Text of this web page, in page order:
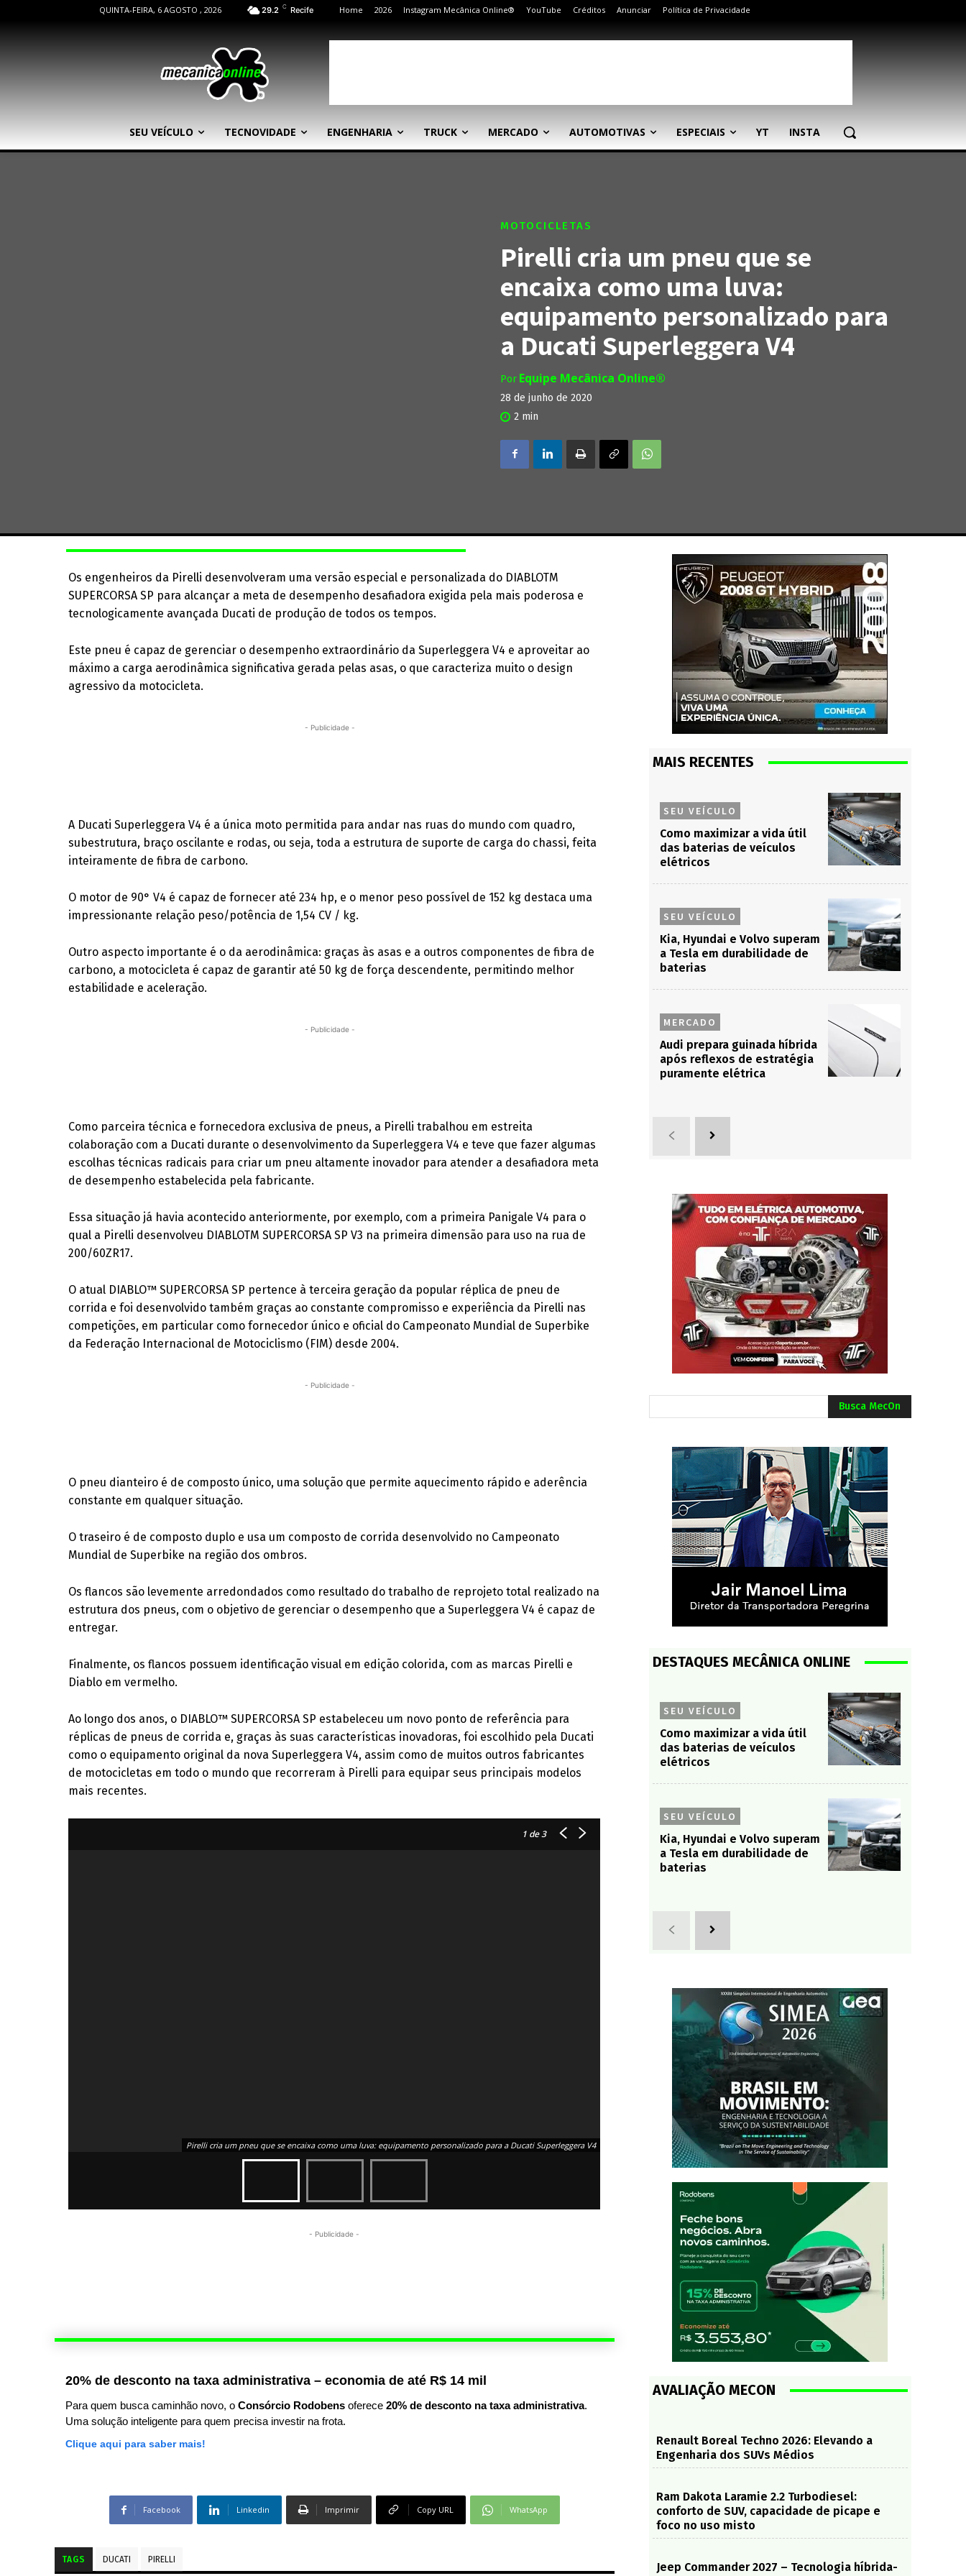
QUINTA-FEIRA, 6 AGOSTO , 2026 29.2 C Recife Home 2026 Instagram Mecânica Online® YouTube Créditos Anunciar Política de Privacidade
SEU VEÍCULO TECNOVIDADE ENGENHARIA TRUCK MERCADO AUTOMOTIVAS ESPECIAIS YT INSTA
MOTOCICLETAS
Pirelli cria um pneu que se
encaixa como uma luva:
equipamento personalizado para
a Ducati Superleggera V4
Por Equipe Mecânica Online®
28 de junho de 2020
2 min
Os engenheiros da Pirelli desenvolveram uma versão especial e personalizada do DIABLOTM
SUPERCORSA SP para alcançar a meta de desempenho desafiadora exigida pela mais poderosa e
tecnologicamente avançada Ducati de produção de todos os tempos.
Este pneu é capaz de gerenciar o desempenho extraordinário da Superleggera V4 e aproveitar ao
máximo a carga aerodinâmica significativa gerada pelas asas, o que caracteriza muito o design
agressivo da motocicleta.
- Publicidade -
A Ducati Superleggera V4 é a única moto permitida para andar nas ruas do mundo com quadro,
subestrutura, braço oscilante e rodas, ou seja, toda a estrutura de suporte de carga do chassi, feita
inteiramente de fibra de carbono.
O motor de 90° V4 é capaz de fornecer até 234 hp, e o menor peso possível de 152 kg destaca uma
impressionante relação peso/potência de 1,54 CV / kg.
Outro aspecto importante é o da aerodinâmica: graças às asas e a outros componentes de fibra de
carbono, a motocicleta é capaz de garantir até 50 kg de força descendente, permitindo melhor
estabilidade e aceleração.
- Publicidade -
Como parceira técnica e fornecedora exclusiva de pneus, a Pirelli trabalhou em estreita
colaboração com a Ducati durante o desenvolvimento da Superleggera V4 e teve que fazer algumas
escolhas técnicas radicais para criar um pneu altamente inovador para atender a desafiadora meta
de desempenho estabelecida pela fabricante.
Essa situação já havia acontecido anteriormente, por exemplo, com a primeira Panigale V4 para o
qual a Pirelli desenvolveu DIABLOTM SUPERCORSA SP V3 na primeira dimensão para uso na rua de
200/60ZR17.
O atual DIABLO™ SUPERCORSA SP pertence à terceira geração da popular réplica de pneu de
corrida e foi desenvolvido também graças ao constante compromisso e experiência da Pirelli nas
competições, em particular como fornecedor único e oficial do Campeonato Mundial de Superbike
da Federação Internacional de Motociclismo (FIM) desde 2004.
- Publicidade -
O pneu dianteiro é de composto único, uma solução que permite aquecimento rápido e aderência
constante em qualquer situação.
O traseiro é de composto duplo e usa um composto de corrida desenvolvido no Campeonato
Mundial de Superbike na região dos ombros.
Os flancos são levemente arredondados como resultado do trabalho de reprojeto total realizado na
estrutura dos pneus, com o objetivo de gerenciar o desempenho que a Superleggera V4 é capaz de
entregar.
Finalmente, os flancos possuem identificação visual em edição colorida, com as marcas Pirelli e
Diablo em vermelho.
Ao longo dos anos, o DIABLO™ SUPERCORSA SP estabeleceu um novo ponto de referência para
réplicas de pneus de corrida e, graças às suas características inovadoras, foi escolhido pela Ducati
como o equipamento original da nova Superleggera V4, assim como de muitos outros fabricantes
de motocicletas em todo o mundo que recorreram à Pirelli para equipar seus principais modelos
mais recentes.
1 de 3
Pirelli cria um pneu que se encaixa como uma luva: equipamento personalizado para a Ducati Superleggera V4 Pirelli cria um pneu que se encaixa como uma luva: equipamento
- Publicidade -
20% de desconto na taxa administrativa – economia de até R$ 14 mil
Para quem busca caminhão novo, o Consórcio Rodobens oferece 20% de desconto na taxa administrativa.
Uma solução inteligente para quem precisa investir na frota.
Clique aqui para saber mais!
Facebook Linkedin Imprimir Copy URL WhatsApp
TAGS DUCATI PIRELLI
MAIS RECENTES
SEU VEÍCULO
Como maximizar a vida útil
das baterias de veículos
elétricos
SEU VEÍCULO
Kia, Hyundai e Volvo superam
a Tesla em durabilidade de
baterias
MERCADO
Audi prepara guinada híbrida
após reflexos de estratégia
puramente elétrica
Busca MecOn
DESTAQUES MECÂNICA ONLINE
SEU VEÍCULO
Como maximizar a vida útil
das baterias de veículos
elétricos
SEU VEÍCULO
Kia, Hyundai e Volvo superam
a Tesla em durabilidade de
baterias
AVALIAÇÃO MECON
Renault Boreal Techno 2026: Elevando a
Engenharia dos SUVs Médios
Ram Dakota Laramie 2.2 Turbodiesel:
conforto de SUV, capacidade de picape e
foco no uso misto
Jeep Commander 2027 – Tecnologia híbrida-